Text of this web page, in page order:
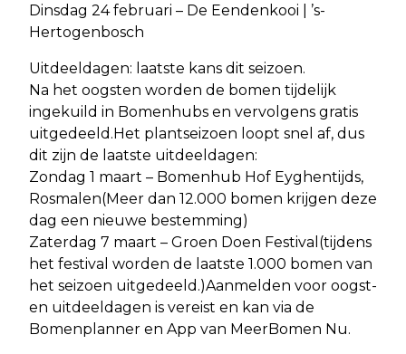
Dinsdag 24 februari – De Eendenkooi | ’s-
Hertogenbosch
Uitdeeldagen: laatste kans dit seizoen.
Na het oogsten worden de bomen tijdelijk
ingekuild in Bomenhubs en vervolgens gratis
uitgedeeld.Het plantseizoen loopt snel af, dus
dit zijn de laatste uitdeeldagen:
Zondag 1 maart – Bomenhub Hof Eyghentijds,
Rosmalen(Meer dan 12.000 bomen krijgen deze
dag een nieuwe bestemming)
Zaterdag 7 maart – Groen Doen Festival(tijdens
het festival worden de laatste 1.000 bomen van
het seizoen uitgedeeld.)Aanmelden voor oogst-
en uitdeeldagen is vereist en kan via de
Bomenplanner en App van MeerBomen Nu.